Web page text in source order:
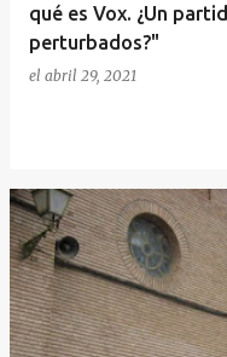
qué es Vox. ¿Un
perturbados?"
el abril 29, 2021